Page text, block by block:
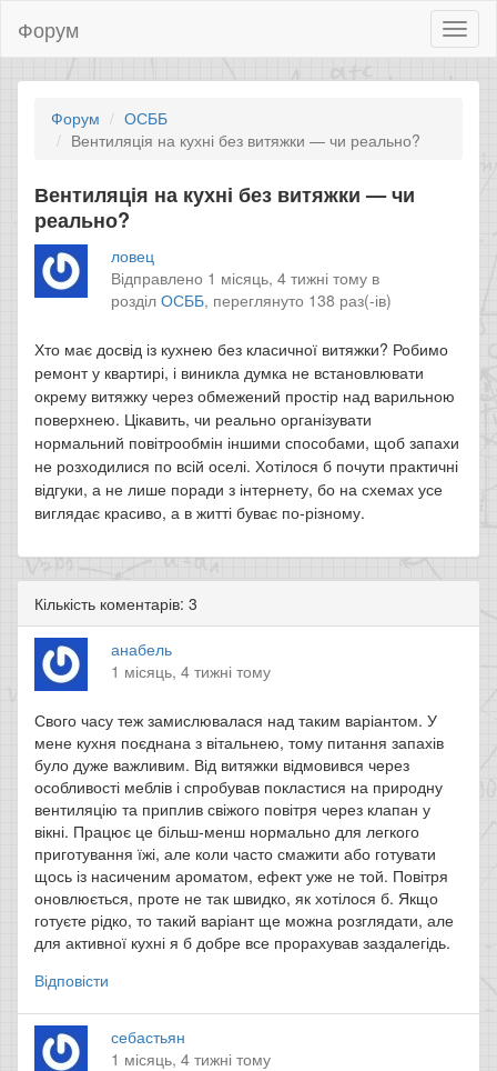
Форум
Форум
ОСББ
Вентиляція на кухні без витяжки — чи реально?
Вентиляція на кухні без витяжки — чи
реально?
ловец
Відправлено 1 місяць, 4 тижні тому в
розділОСББ, переглянуто 138 раз(-ів)
Хто має досвід із кухнею без класичної витяжки? Робимо
ремонт у квартирі, і виникла думка не встановлювати
окрему витяжку через обмежений простір над варильною
поверхнею. Цікавить, чи реально організувати
нормальний повітрообмін іншими способами, щоб запахи
не розходилися по всій оселі. Хотілося б почути практичні
відгуки, а не лише поради з інтернету, бо на схемах усе
виглядає красиво, а в житті буває по-різному.
Кількість коментарів: 3
анабель
1 місяць, 4 тижні тому
Свого часу теж замислювалася над таким варіантом. У
мене кухня поєднана з вітальнею, тому питання запахів
було дуже важливим. Від витяжки відмовився через
особливості меблів і спробував покластися на природну
вентиляцію та приплив свіжого повітря через клапан у
вікні. Працює це більш-менш нормально для легкого
приготування їжі, але коли часто смажити або готувати
щось із насиченим ароматом, ефект уже не той. Повітря
оновлюється, проте не так швидко, як хотілося б. Якщо
готуєте рідко, то такий варіант ще можна розглядати, але
для активної кухні я б добре все прорахував заздалегідь.
Відповісти
себастьян
1 місяць, 4 тижні тому